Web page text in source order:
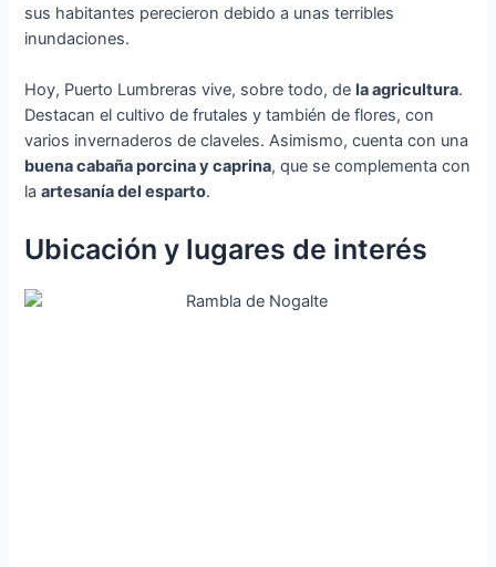
sus habitantes perecieron debido a unas terribles
inundaciones.
Hoy, Puerto Lumbreras vive, sobre todo, dela agricultura.
Destacan el cultivo de frutales y también de flores, con
varios invernaderos de claveles. Asimismo, cuenta con una
buena cabaña porcina y caprina, que se complementa con
laartesanía del esparto.
Ubicación y lugares de interés